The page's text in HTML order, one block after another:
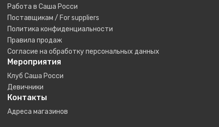
Работа в Саша Росси
Поставщикам / For suppliers
Политика конфиденциальности
Правила продаж
Согласие на обработку персональных данных
Мероприятия
Клуб Саша Росси
Девичники
Контакты
Адреса магазинов